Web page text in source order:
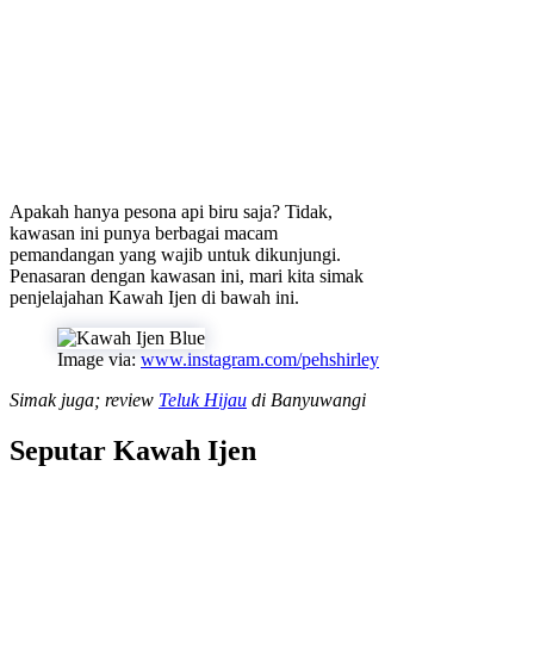
Apakah hanya pesona api biru saja? Tidak,
kawasan ini punya berbagai macam
pemandangan yang wajib untuk dikunjungi.
Penasaran dengan kawasan ini, mari kita simak
penjelajahan Kawah Ijen di bawah ini.
Image via: www.instagram.com/pehshirley
Simak juga; review Teluk Hijau di Banyuwangi
Seputar Kawah Ijen